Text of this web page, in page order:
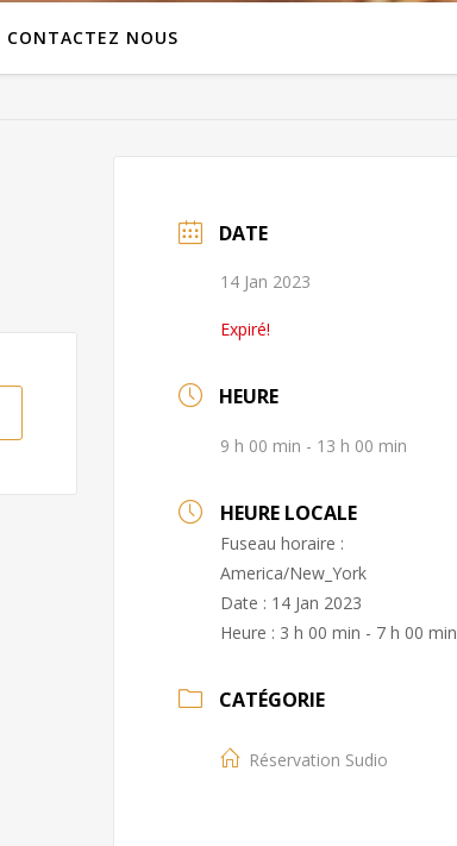
CONTACTEZ NOUS
DATE
14 Jan 2023
Expiré!
HEURE
9 h 00 min - 13 h 00 min
HEURE LOCALE
Fuseau horaire :
America/New_York
Date : 14 Jan 2023
Heure : 3 h 00 min - 7 h 00 min
CATÉGORIE
Réservation Sudio